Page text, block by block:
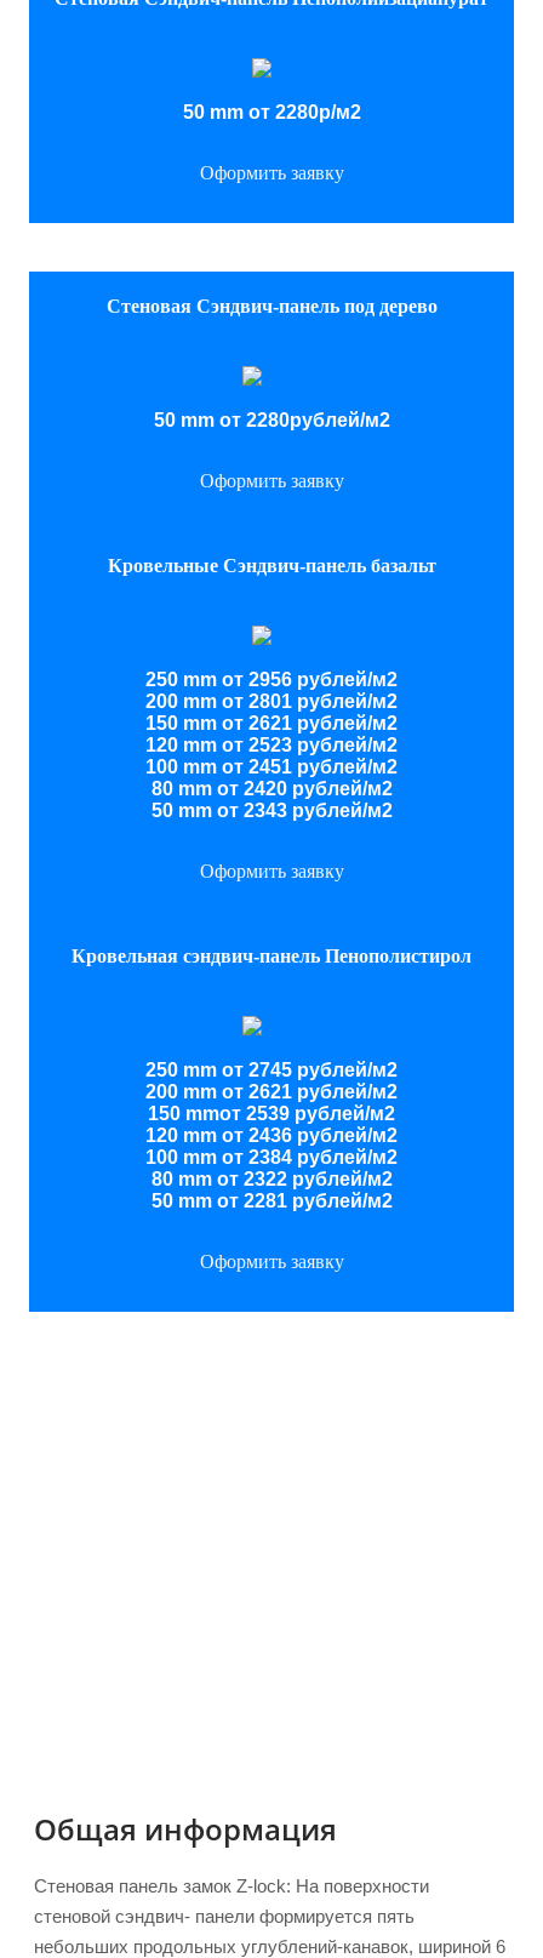
50 mm от 2280р/м2
Оформить заявку
Стеновая Сэндвич-панель под дерево
50 mm от 2280рублей/м2
Оформить заявку
Кровельные Сэндвич-панель базальт
250 mm от 2956 рублей/м2
200 mm от 2801 рублей/м2
150 mm от 2621 рублей/м2
120 mm от 2523 рублей/м2
100 mm от 2451 рублей/м2
80 mm от 2420 рублей/м2
50 mm от 2343 рублей/м2
Оформить заявку
Кровельная сэндвич-панель Пенополистирол
250 mm от 2745 рублей/м2
200 mm от 2621 рублей/м2
150 mmот 2539 рублей/м2
120 mm от 2436 рублей/м2
100 mm от 2384 рублей/м2
80 mm от 2322 рублей/м2
50 mm от 2281 рублей/м2
Оформить заявку
Общая информация
Стеновая панель замок Z-lock: На поверхности
стеновой сэндвич- панели формируется пять
небольших продольных углублений-канавок, шириной 6